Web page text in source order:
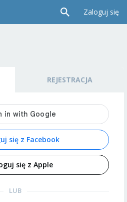
Zaloguj się
REJESTRACJA
się z Facebook
się z Apple
LUB